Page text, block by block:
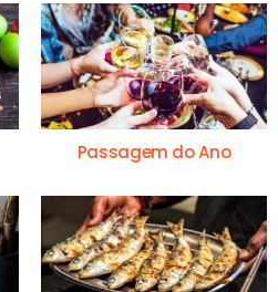
Passagem do Ano